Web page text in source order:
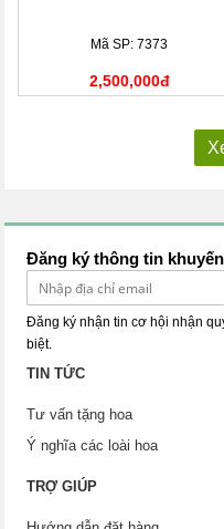
Mã SP: 7373
2,500,000đ
Đăng ký thông tin
Đăng ký nhận tin cơ hội nhận
biệt.
TIN TỨC
Tư vấn tặng hoa
Ý nghĩa các loài hoa
TRỢ GIÚP